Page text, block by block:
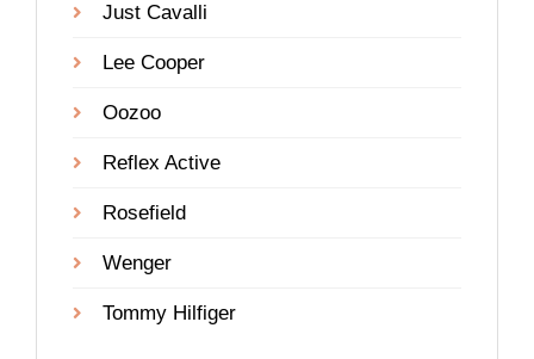
Just Cavalli
Lee Cooper
Oozoo
Reflex Active
Rosefield
Wenger
Tommy Hilfiger